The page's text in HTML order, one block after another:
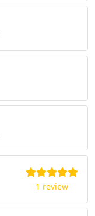
1 review